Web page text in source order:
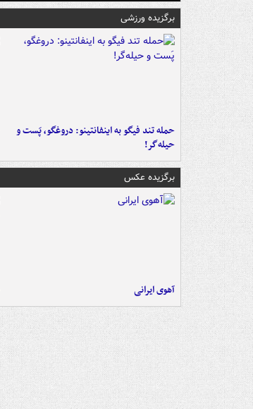
برگزیده ورزشی
حمله تند فیگو به اینفانتینو: دروغگو، پَست‌ و
حیله‌گر!
برگزیده عکس
آهوی ایرانی